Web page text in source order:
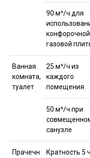
90 м³/ч для
конфорочной
газовой
Ванная
комната,
туалет
25 м³/ч из
каждого
помещения
50 м³/ч при
санузле
Прачечн
Кратность 5